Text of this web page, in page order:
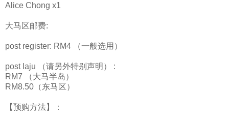
Alice Chong x1
大马区邮费:
post register: RM4 （一般选用）
post laju （请另外特别声明） :
RM7 （大马半岛）
RM8.50（东马区）
【预购方法】：